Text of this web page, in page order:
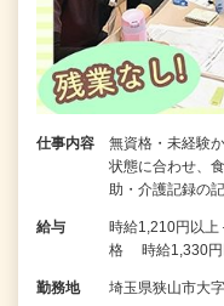
仕事内容
無資格・未経験
状態に合わせ、
助・介護記録の
給与
時給1,210円以上
格 時給1,330円
勤務地 埼玉県狭山市大